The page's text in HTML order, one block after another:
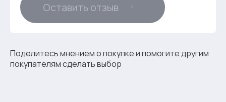
Оставить отзыв
Поделитесь мнением о покупке и помогите другим
покупателям сделать выбор